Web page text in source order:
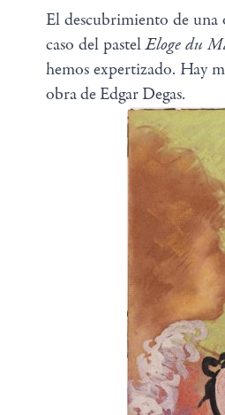
El descubrimiento de una
caso del pastelEloge du
hemos expertizado. Hay
obra de Edgar Degas.